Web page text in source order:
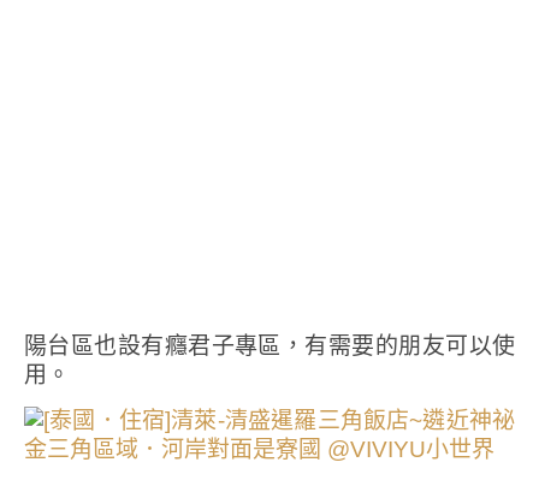
陽台區也設有癮君子專區，有需要的朋友可以使
用。